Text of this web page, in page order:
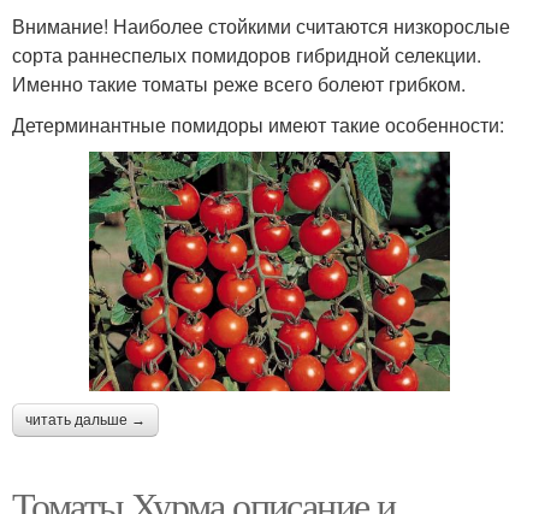
Внимание! Наиболее стойкими считаются низкорослые
сорта раннеспелых помидоров гибридной селекции.
Именно такие томаты реже всего болеют грибком.
Детерминантные помидоры имеют такие особенности:
читать дальше →